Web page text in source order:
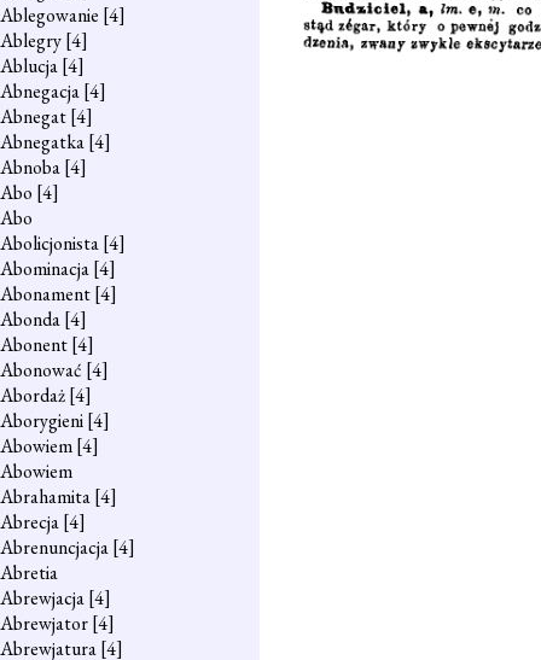
Ablegowanie [4]
Ablegry[4]
Ablucja[4]
Abnegacja[4]
Abnegat[4]
Abnegatka[4]
Abnoba[4]
Abo [4]
Abo
Abolicjonista[4]
Abominacja[4]
Abonament[4]
Abonda[4]
Abonent[4]
Abonować [4]
Abordaż[4]
Aborygieni[4]
Abowiem[4]
Abowiem
Abrahamita[4]
Abrecja[4]
Abrenuncjacja[4]
Abretia
Abrewjacja[4]
Abrewjator[4]
Abrewjatura[4]